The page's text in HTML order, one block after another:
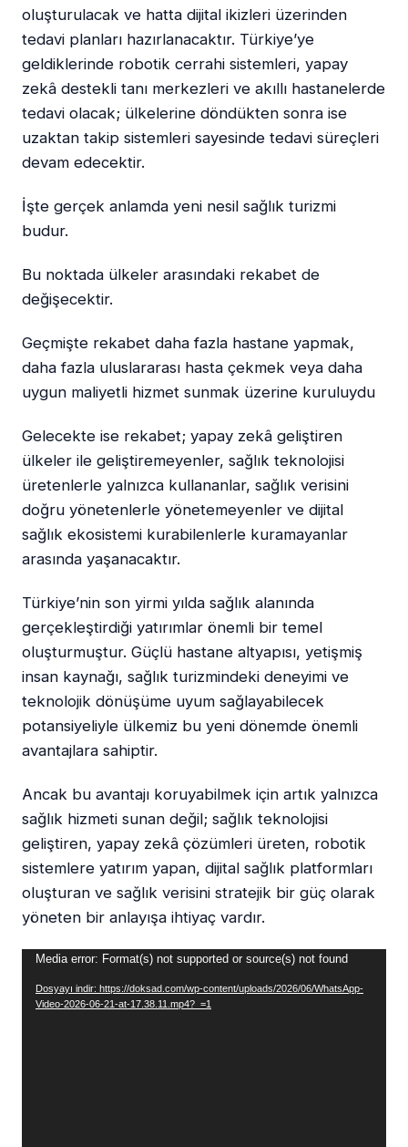
oluşturulacak ve hatta dijital ikizleri üzerinden
tedavi planları hazırlanacaktır. Türkiye’ye
geldiklerinde robotik cerrahi sistemleri, yapay
zekâ destekli tanı merkezleri ve akıllı hastanelerde
tedavi olacak; ülkelerine döndükten sonra ise
uzaktan takip sistemleri sayesinde tedavi süreçleri
devam edecektir.
İşte gerçek anlamda yeni nesil sağlık turizmi
budur.
Bu noktada ülkeler arasındaki rekabet de
değişecektir.
Geçmişte rekabet daha fazla hastane yapmak,
daha fazla uluslararası hasta çekmek veya daha
uygun maliyetli hizmet sunmak üzerine kuruluydu
Gelecekte ise rekabet; yapay zekâ geliştiren
ülkeler ile geliştiremeyenler, sağlık teknolojisi
üretenlerle yalnızca kullananlar, sağlık verisini
doğru yönetenlerle yönetemeyenler ve dijital
sağlık ekosistemi kurabilenlerle kuramayanlar
arasında yaşanacaktır.
Türkiye’nin son yirmi yılda sağlık alanında
gerçekleştirdiği yatırımlar önemli bir temel
oluşturmuştur. Güçlü hastane altyapısı, yetişmiş
insan kaynağı, sağlık turizmindeki deneyimi ve
teknolojik dönüşüme uyum sağlayabilecek
potansiyeliyle ülkemiz bu yeni dönemde önemli
avantajlara sahiptir.
Ancak bu avantajı koruyabilmek için artık yalnızca
sağlık hizmeti sunan değil; sağlık teknolojisi
geliştiren, yapay zekâ çözümleri üreten, robotik
sistemlere yatırım yapan, dijital sağlık platformları
oluşturan ve sağlık verisini stratejik bir güç olarak
yöneten bir anlayışa ihtiyaç vardır.
Video
oynatıcı
Media error: Format(s) not supported or source(s) not found
Dosyayı indir: https://doksad.com/wp-content/uploads/2026/06/WhatsApp-
Video-2026-06-21-at-17.38.11.mp4?_=1